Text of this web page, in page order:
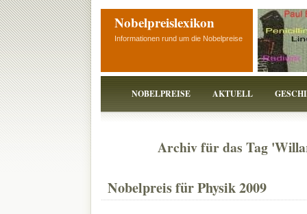
Nobelpreislexikon
Informationen rund um die Nobelpreise
NOBELPREISE AKTUELL
Archiv für das Tag
Nobelpreis für Physik 2009